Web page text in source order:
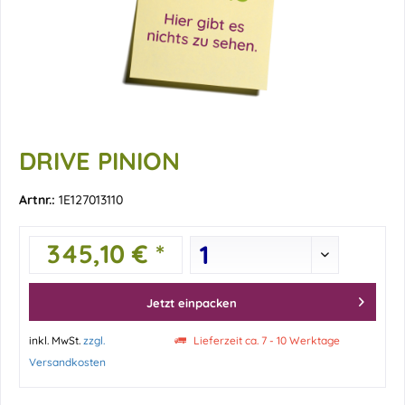
DRIVE PINION
Artnr.: 1E127013110
345,10 € *
Jetzt einpacken
inkl. MwSt. zzgl.
Versandkosten
Lieferzeit ca. 7 - 10 Werktage